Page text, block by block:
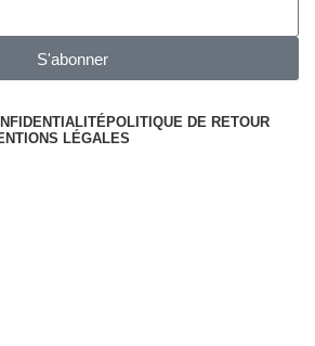
S'abonner
POLITIQUE DE RETOUR
LÉGALES